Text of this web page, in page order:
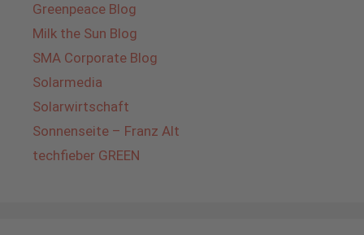
Greenpeace Blog
Milk the Sun Blog
SMA Corporate Blog
Solarmedia
Solarwirtschaft
Sonnenseite – Franz Alt
techfieber GREEN